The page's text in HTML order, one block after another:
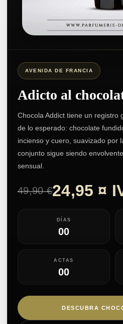
AVENIDA DE FRANCIA
Adicto al
Chocola Addict tiene un registro
de lo esperado: chocolate
incienso y cuero, suavizado por
conjunto sigue siendo
sensual.
49,90 €24,95 ¤
DÍAS
00
ACTAS
00
DESCUBRA